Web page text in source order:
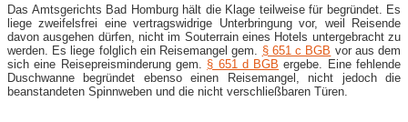
Das Amtsgerichts Bad Homburg hält die Klage teilweise für begründet. Es
liege zweifelsfrei eine vertragswidrige Unterbringung vor, weil Reisende
davon ausgehen dürfen, nicht im Souterrain eines Hotels untergebracht zu
werden. Es liege folglich ein Reisemangel gem. § 651 c BGB vor aus dem
sich eine Reisepreisminderung gem. § 651 d BGB ergebe. Eine fehlende
Duschwanne begründet ebenso einen Reisemangel, nicht jedoch die
beanstandeten Spinnweben und die nicht verschließbaren Türen.